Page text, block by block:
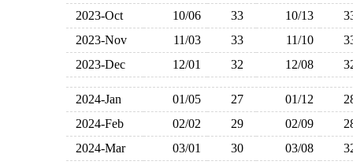
2023-Oct
10/06 33 10/13
2023-Nov
11/03 33 11/10
2023-Dec
12/01 32 12/08
2024-Jan 01/05 27 01/12
2024-Feb
02/02 29 02/09
2024-Mar
03/01 30 03/08